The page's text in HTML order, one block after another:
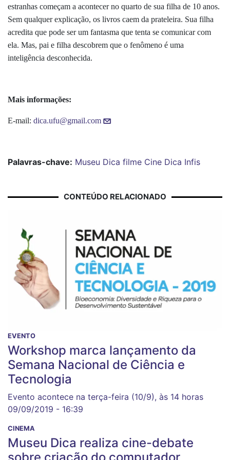
estranhas começam a acontecer no quarto de sua filha de 10 anos.
Sem qualquer explicação, os livros caem da prateleira. Sua filha
acredita que pode ser um fantasma que tenta se comunicar com
ela. Mas, pai e filha descobrem que o fenômeno é uma
inteligência desconhecida.
Mais informações:
E-mail: dica.ufu@gmail.com
Palavras-chave: Museu Dica filme Cine Dica Infis
CONTEÚDO RELACIONADO
EVENTO
Workshop marca lançamento da
Semana Nacional de Ciência e
Tecnologia
Evento acontece na terça-feira (10/9), às 14 horas
09/09/2019 - 16:39
CINEMA
Museu Dica realiza cine-debate